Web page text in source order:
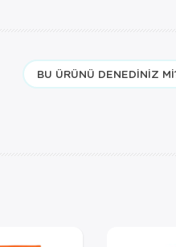
BU ÜRÜNÜ DENEDINIZ